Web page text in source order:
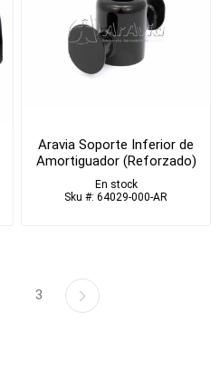
Aravia Soporte Inferior de
Amortiguador (Reforzado)
En stock
Sku #: 64029-000-AR
3